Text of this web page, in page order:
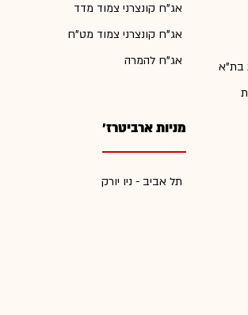
בת"א
אג"ח קונצרני צמוד מדד
אג"ח קונצרני צמוד מט"ח
אג"ח להמרה
מניות ארביטרז'
תל אביב - ניו יורק